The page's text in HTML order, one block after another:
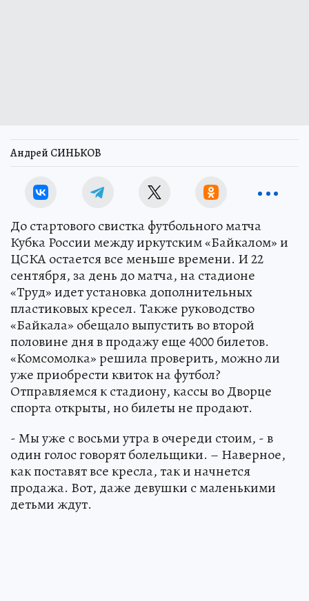
Андрей СИНЬКОВ
До стартового свистка футбольного матча
Кубка России между иркутским «Байкалом» и
ЦСКА остается все меньше времени. И 22
сентября, за день до матча, на стадионе
«Труд» идет установка дополнительных
пластиковых кресел. Также руководство
«Байкала» обещало выпустить во второй
половине дня в продажу еще 4000 билетов.
«Комсомолка» решила проверить, можно ли
уже приобрести квиток на футбол?
Отправляемся к стадиону, кассы во Дворце
спорта открыты, но билеты не продают.
- Мы уже с восьми утра в очереди стоим, - в
один голос говорят болельщики. – Наверное,
как поставят все кресла, так и начнется
продажа. Вот, даже девушки с маленькими
детьми ждут.